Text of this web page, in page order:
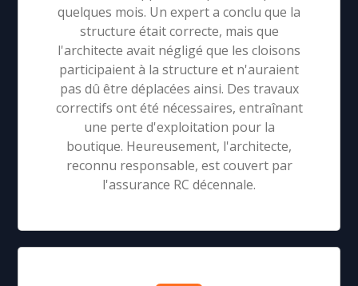
quelques mois. Un expert a conclu que la
structure était correcte, mais que
l'architecte avait négligé que les cloisons
participaient à la structure et n'auraient
pas dû être déplacées ainsi. Des travaux
correctifs ont été nécessaires, entraînant
une perte d'exploitation pour la
boutique. Heureusement, l'architecte,
reconnu responsable, est couvert par
l'assurance RC décennale.